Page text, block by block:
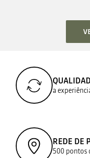
a
REDE DE
500 pontos